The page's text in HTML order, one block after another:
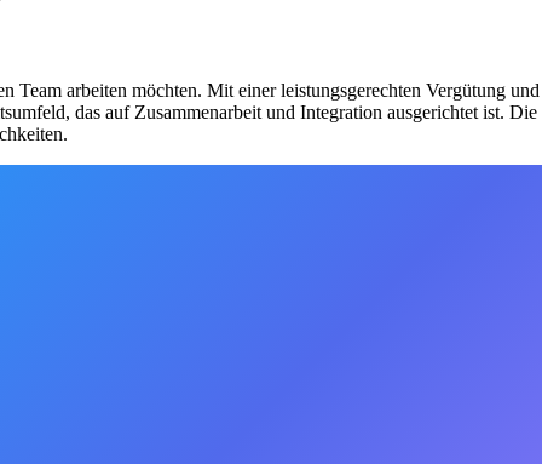
Team arbeiten möchten. Mit einer leistungsgerechten Vergütung und
das auf Zusammenarbeit und Integration ausgerichtet ist. Die